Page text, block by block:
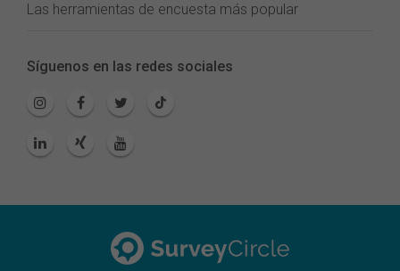
Las herramientas de encuesta más popular
Síguenos en las redes sociales